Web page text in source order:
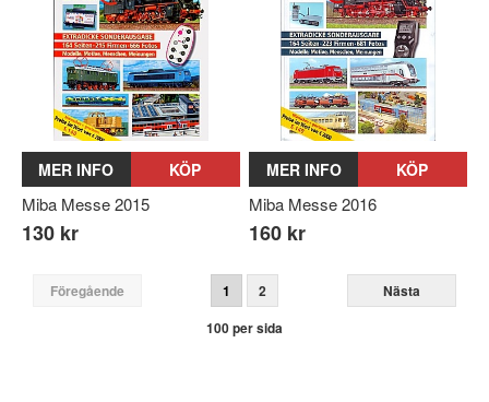
MER INFO KÖP
Miba Messe 2015
130 kr
MER INFO KÖP
Miba Messe 2016
160 kr
Föregående 1 2
Nästa
100 per sida